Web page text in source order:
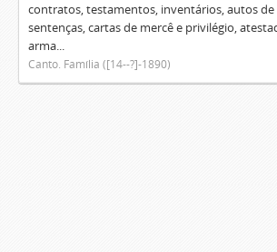
contratos, testamentos, inventários, autos
sentenças, cartas de mercê e privilégio,
arma...
Canto. Família ([14--?]-1890)